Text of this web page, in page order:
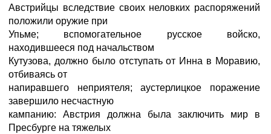
Австрийцы вследствие своих неловких распоряжений
положили оружие при
Упьме; вспомогательное русское войско,
находившееся под начальством
Кутузова, должно было отступать от Инна в Моравию,
отбиваясь от
напиравшего неприятеля; аустерлицкое поражение
завершило несчастную
кампанию: Австрия должна была заключить мир в
Пресбурге на тяжелых